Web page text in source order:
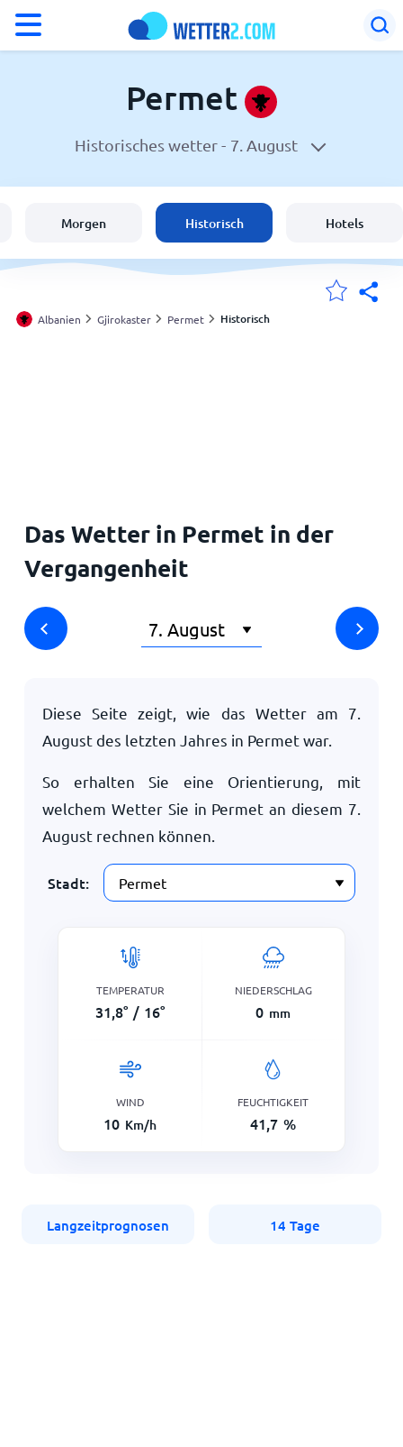
Wetter in Permet
Schweiz
Deutschland
Permet
Historisches wetter - 7. August
Morgen Historisch Hotels
Albanien Gjirokaster Permet Historisch
Das Wetter in Permet in der
Vergangenheit
Diese Seite zeigt, wie das Wetter am 7.
Augustdes letzten Jahres in Permet war.
So erhalten Sie eine Orientierung, mit
welchem Wetter Sie in Permet an diesem 7.
Augustrechnen können.
Stadt:
TEMPERATUR
31,8° / 16°
NIEDERSCHLAG
0 mm
WIND
10 Km/h
FEUCHTIGKEIT
41,7 %
Langzeitprognosen 14 Tage